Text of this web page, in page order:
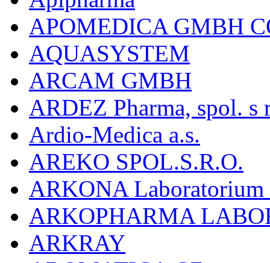
APOMEDICA GMBH
AQUASYSTEM
ARCAM GMBH
ARDEZ Pharma, spol. s
Ardio-Medica a.s.
AREKO SPOL.S.R.O.
ARKONA
ARKOPHARMA
ARKRAY